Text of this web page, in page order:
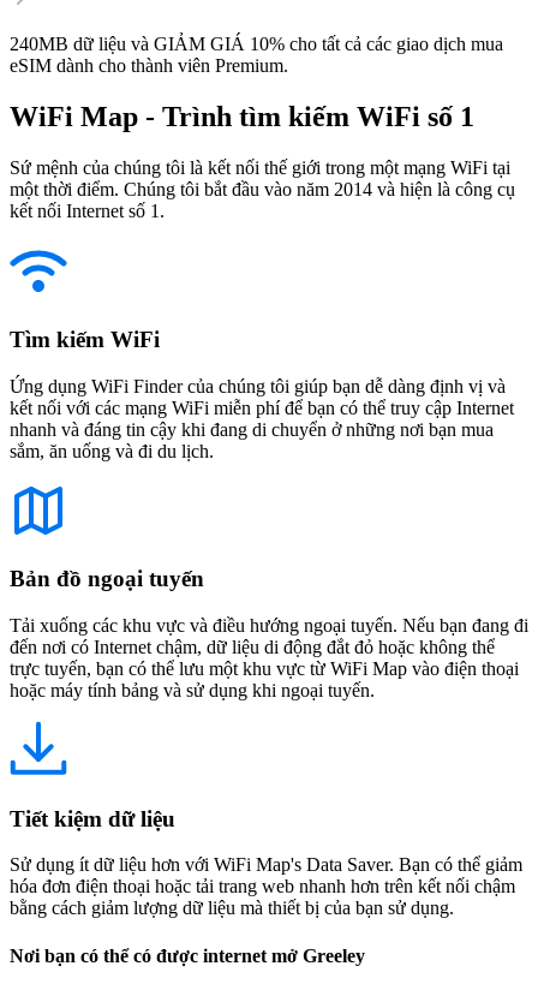
240MB dữ liệu và GIẢM GIÁ 10% cho tất cả các giao dịch mua
eSIM dành cho thành viên Premium.
WiFi Map - Trình tìm kiếm WiFi số 1
Sứ mệnh của chúng tôi là kết nối thế giới trong một mạng WiFi tại
một thời điểm. Chúng tôi bắt đầu vào năm 2014 và hiện là công cụ
kết nối Internet số 1.
Tìm kiếm WiFi
Ứng dụng WiFi Finder của chúng tôi giúp bạn dễ dàng định vị và
kết nối với các mạng WiFi miễn phí để bạn có thể truy cập Internet
nhanh và đáng tin cậy khi đang di chuyển ở những nơi bạn mua
sắm, ăn uống và đi du lịch.
Bản đồ ngoại tuyến
Tải xuống các khu vực và điều hướng ngoại tuyến. Nếu bạn đang đi
đến nơi có Internet chậm, dữ liệu di động đắt đỏ hoặc không thể
trực tuyến, bạn có thể lưu một khu vực từ WiFi Map vào điện thoại
hoặc máy tính bảng và sử dụng khi ngoại tuyến.
Tiết kiệm dữ liệu
Sử dụng ít dữ liệu hơn với WiFi Map's Data Saver. Bạn có thể giảm
hóa đơn điện thoại hoặc tải trang web nhanh hơn trên kết nối chậm
bằng cách giảm lượng dữ liệu mà thiết bị của bạn sử dụng.
Nơi bạn có thể có được internet mở Greeley